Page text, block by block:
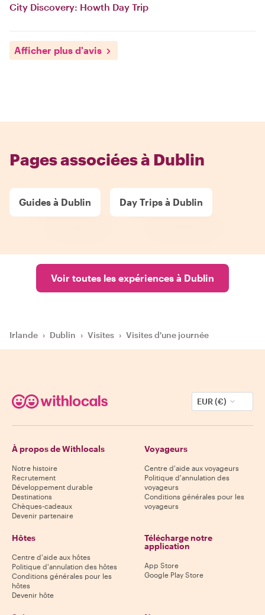
City Discovery: Howth Day Trip
Afficher plus d'avis
Pages associées à Dublin
Guides à Dublin Day Trips à Dublin
Voir toutes les expériences à Dublin
Irlande › Dublin › Visites › Visites d'une journée
EUR (€)
À propos de Withlocals
Notre histoire
Recrutement
Développement durable
Destinations
Chèques-cadeaux
Devenir partenaire
Voyageurs
Centre d'aide aux voyageurs
Politique d'annulation des
voyageurs
Conditions générales pour les
voyageurs
Hôtes
Centre d'aide aux hôtes
Politique d'annulation des hôtes
Conditions générales pour les
hôtes
Devenir hôte
Télécharge notre
application
App Store
Google Play Store